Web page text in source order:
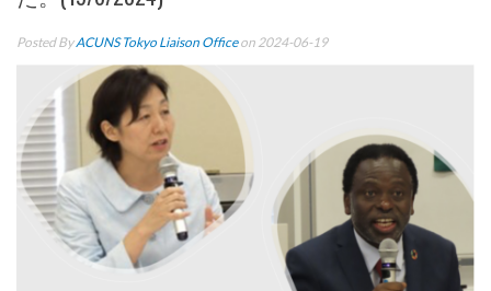
Posted ByACUNS Tokyo Liaison Officeon 2024-06-19